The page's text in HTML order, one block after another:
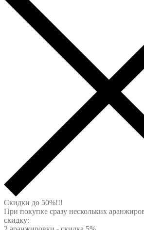
Скидки до 50%!!!
При покупке сразу нескольких
скидку: